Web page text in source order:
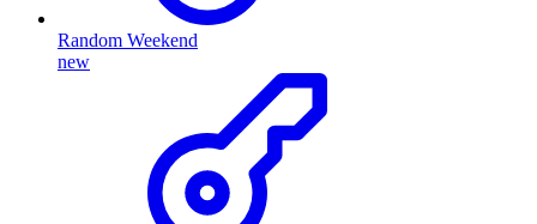
Random Weekend
new